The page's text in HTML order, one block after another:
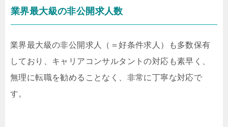
業界最大級の非公開求人数
業界最大級の非公開求人（＝好条件求人）も多数保有
しており、キャリアコンサルタントの対応も素早く、
無理に転職を勧めることなく、非常に丁寧な対応で
す。